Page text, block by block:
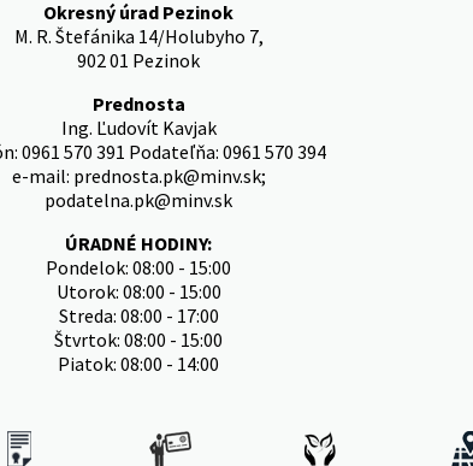
Okresný úrad Pezinok
M. R. Štefánika 14/Holubyho 7,
902 01 Pezinok
Prednosta
Ing. Ľudovít Kavjak
0961 570 391 Podateľňa: 0961 570 394
e-mail: prednosta.pk@minv.sk;
podatelna.pk@minv.sk
ÚRADNÉ HODINY:
Pondelok: 08:00 - 15:00
Utorok: 08:00 - 15:00
Streda: 08:00 - 17:00
Štvrtok: 08:00 - 15:00
Piatok: 08:00 - 14:00